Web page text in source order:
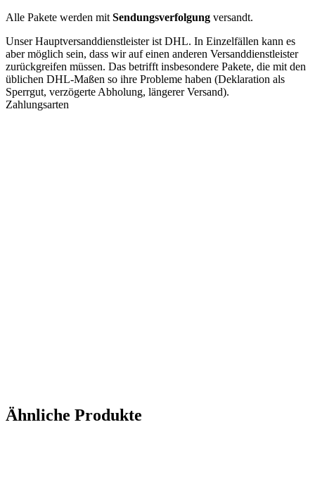
Alle Pakete werden mit Sendungsverfolgung versandt.
Unser Hauptversanddienstleister ist DHL. In Einzelfällen kann es
aber möglich sein, dass wir auf einen anderen Versanddienstleister
zurückgreifen müssen. Das betrifft insbesondere Pakete, die mit den
üblichen DHL-Maßen so ihre Probleme haben (Deklaration als
Sperrgut, verzögerte Abholung, längerer Versand).
Zahlungsarten
Ähnliche Produkte